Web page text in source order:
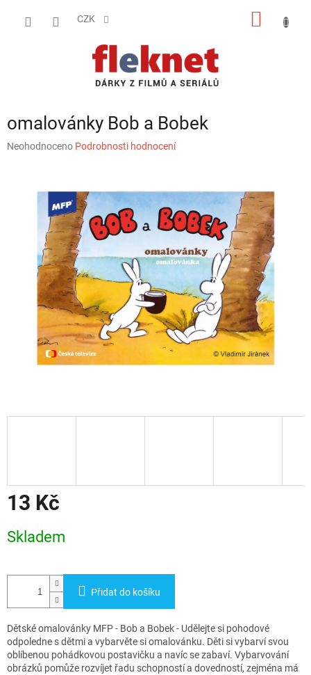
CZK
omalovánky Bob a Bobek
Průměrné
hvězdiček.
Neohodnoceno Podrobnosti hodnocení
13 Kč
cena:
Skladem
Přidat do košíku
Dětské omalovánky MFP - Bob a Bobek - Udělejte si pohodové
odpoledne s dětmi a vybarvěte si omalovánku. Děti si vybarví svou
oblíbenou pohádkovou postavičku a navíc se zabaví. Vybarvování
obrázků pomůže rozvíjet řadu schopností a dovedností, zejména má